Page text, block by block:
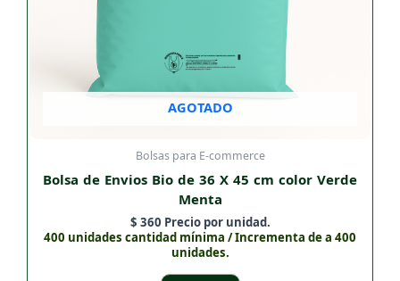
AGOTADO
Bolsas para E-commerce
Bolsa de Envios Bio de 36 X 45 cm color Verde
Menta
$ 360 Precio por unidad.
400 unidades cantidad mínima / Incrementa de a 400
unidades.